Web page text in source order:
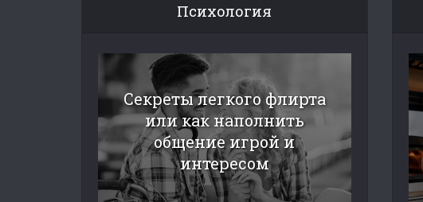
Психология
Секреты легкого флирта
или как наполнить
общение игрой и
интересом